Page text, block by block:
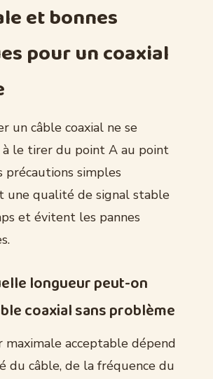
et bonnes
pour un coaxial
un câble coaxial ne se
à le tirer du point A au point
précautions simples
une qualité de signal stable
et évitent les pannes
longueur peut-on
coaxial sans problème
maximale acceptable dépend
du câble, de la fréquence du